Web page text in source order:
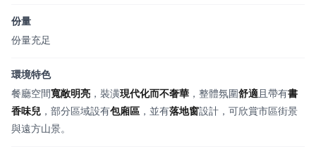
份量
份量充足
環境特色
餐廳空間寬敞明亮 ，裝潢現代化而不奢華 ，整體氛圍舒適 且帶有書
香味兒 ，部分區域設有包廂區 ，並有落地窗設計，可欣賞市區街景
與遠方山景。